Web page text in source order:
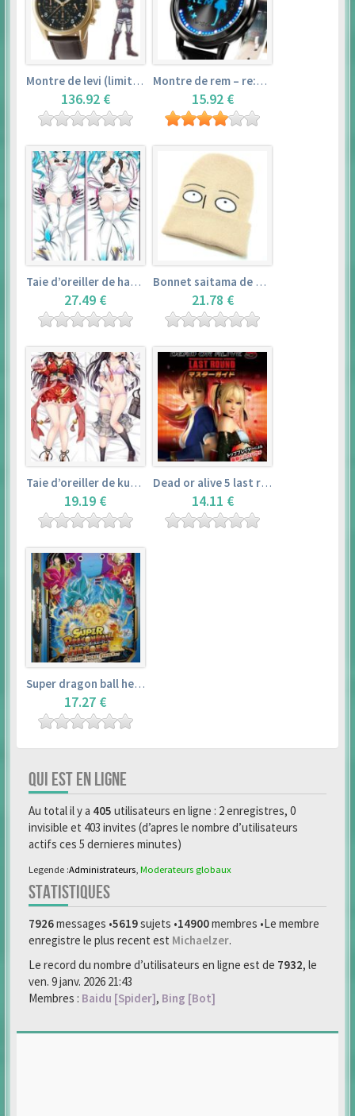
Montre de levi (limited edition) – shingeki no kyojin
136.92 €
Montre de rem – re:zero kara hajimeru isekai seikatsu
15.92 €
Taie d’oreiller de hatsune miku (150cm×50cm) – vocaloid
27.49 €
Bonnet saitama de one punch man
21.78 €
Taie d’oreiller de kurosawa dia (160x50cm) – love live! sunshine!!
19.19 €
Dead or alive 5 last round master guide
14.11 €
Super dragon ball heroes : official 4 pocket binder set
17.27 €
QUI EST EN LIGNE
Au total il y a 405 utilisateurs en ligne : 2 enregistres, 0
invisible et 403 invites (d’apres le nombre d’utilisateurs
actifs ces 5 dernieres minutes)
Legende :Administrateurs Moderateurs globaux
STATISTIQUES
7926messages •5619sujets •14900membres •Le membre
enregistre le plus recent est Michaelzer.
Le record du nombre d’utilisateurs en ligne est de 7932, le
ven. 9 janv. 2026 21:43
Membres : Baidu [Spider], Bing [Bot]